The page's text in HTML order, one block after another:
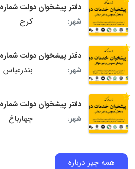
دفتر پیشخوان دولت شماره 1122
شهر:
کرج
دفتر پیشخوان دولت شماره 192 شهرک پیامبر اعظم
شهر:
بندرعباس
دفتر پیشخوان دولت شماره 73401036 آغچه حصار
شهر:
چهارباغ
همه چیز درباره